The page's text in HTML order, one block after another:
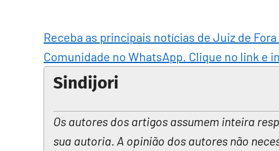
Receba as principais notícias de Juiz de
Comunidade no WhatsApp. Clique no link e
Sindijori
Os autores dos artigos assumem inteira
sua autoria. A opinião dos autores não